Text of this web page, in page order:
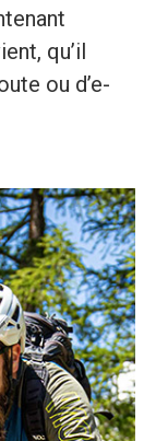
qu’il
ou d’e-